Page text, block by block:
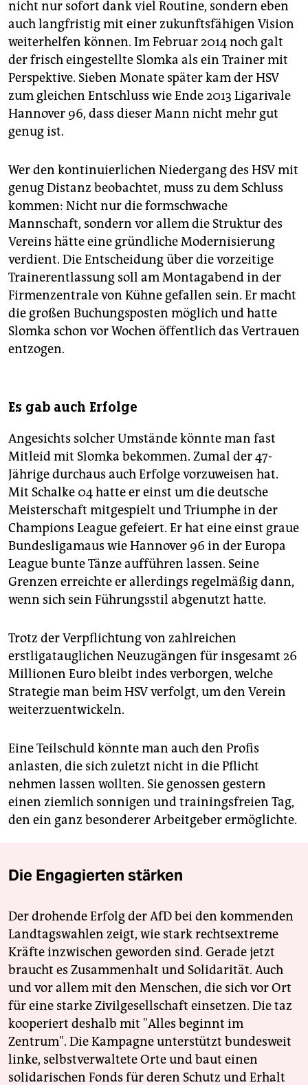
nicht nur sofort dank viel Routine, sondern eben
auch langfristig mit einer zukunftsfähigen Vision
weiterhelfen können. Im Februar 2014 noch galt
der frisch eingestellte Slomka als ein Trainer mit
Perspektive. Sieben Monate später kam der HSV
zum gleichen Entschluss wie Ende 2013 Ligarivale
Hannover 96, dass dieser Mann nicht mehr gut
genug ist.
Wer den kontinuierlichen Niedergang des HSV mit
genug Distanz beobachtet, muss zu dem Schluss
kommen: Nicht nur die formschwache
Mannschaft, sondern vor allem die Struktur des
Vereins hätte eine gründliche Modernisierung
verdient. Die Entscheidung über die vorzeitige
Trainerentlassung soll am Montagabend in der
Firmenzentrale von Kühne gefallen sein. Er macht
die großen Buchungsposten möglich und hatte
Slomka schon vor Wochen öffentlich das Vertrauen
entzogen.
Es gab auch Erfolge
Angesichts solcher Umstände könnte man fast
Mitleid mit Slomka bekommen. Zumal der 47-
Jährige durchaus auch Erfolge vorzuweisen hat.
Mit Schalke 04 hatte er einst um die deutsche
Meisterschaft mitgespielt und Triumphe in der
Champions League gefeiert. Er hat eine einst graue
Bundesligamaus wie Hannover 96 in der Europa
League bunte Tänze aufführen lassen. Seine
Grenzen erreichte er allerdings regelmäßig dann,
wenn sich sein Führungsstil abgenutzt hatte.
Trotz der Verpflichtung von zahlreichen
erstligatauglichen Neuzugängen für insgesamt 26
Millionen Euro bleibt indes verborgen, welche
Strategie man beim HSV verfolgt, um den Verein
weiterzuentwickeln.
Eine Teilschuld könnte man auch den Profis
anlasten, die sich zuletzt nicht in die Pflicht
nehmen lassen wollten. Sie genossen gestern
einen ziemlich sonnigen und trainingsfreien Tag,
den ein ganz besonderer Arbeitgeber ermöglichte.
Die Engagierten stärken
Der drohende Erfolg der AfD bei den kommenden
Landtagswahlen zeigt, wie stark rechtsextreme
Kräfte inzwischen geworden sind. Gerade jetzt
braucht es Zusammenhalt und Solidarität. Auch
und vor allem mit den Menschen, die sich vor Ort
für eine starke Zivilgesellschaft einsetzen. Die taz
kooperiert deshalb mit "Alles beginnt im
Zentrum". Die Kampagne unterstützt bundesweit
linke, selbstverwaltete Orte und baut einen
solidarischen Fonds für deren Schutz und Erhalt